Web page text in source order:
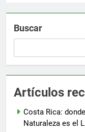
Buscar
Artículos
Costa Rica:
Naturaleza es el